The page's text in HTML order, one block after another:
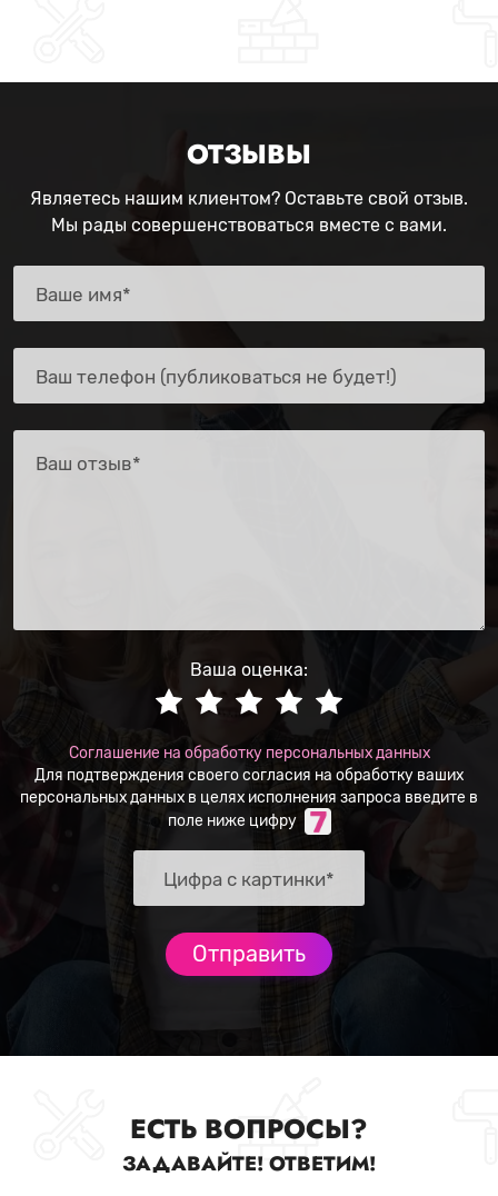
ОТЗЫВЫ
Являетесь нашим клиентом? Оставьте свой отзыв.
Мы рады совершенствоваться вместе с вами.
Ваша оценка:
Соглашение на обработку персональных данных
Для подтверждения своего согласия на обработку ваших
персональных данных в целях исполнения запроса введите в
поле ниже цифру
ЕСТЬ ВОПРОСЫ?
ЗАДАВАЙТЕ! ОТВЕТИМ!